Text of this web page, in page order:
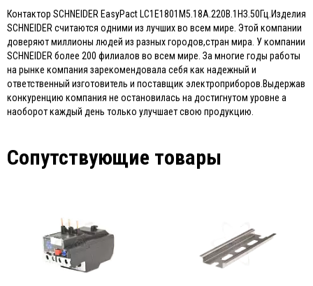
Контактор SCHNEIDER EasyPact LC1E1801M5.18A.220B.1HЗ.50Гц.Изделия
SCHNEIDER считаются одними из лучших во всем мире. Этой компании
доверяют миллионы людей из разных городов,стран мира. У компании
SCHNEIDER более 200 филиалов во всем мире. За многие годы работы
на рынке компания зарекомендовала себя как надежный и
ответственный изготовитель и поставщик электроприборов.Выдержав
конкуренцию компания не остановилась на достигнутом уровне а
наоборот каждый день только улучшает свою продукцию.
Сопутствующие товары